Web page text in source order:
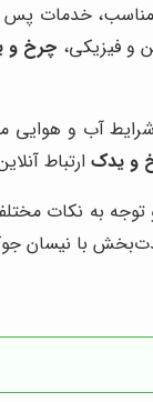
مناسب، خدمات
و فیزیکی، چرخ و
شرایط آب و
و یدکارتباط
به نکات مختلف
لذت‌بخش با نیسان